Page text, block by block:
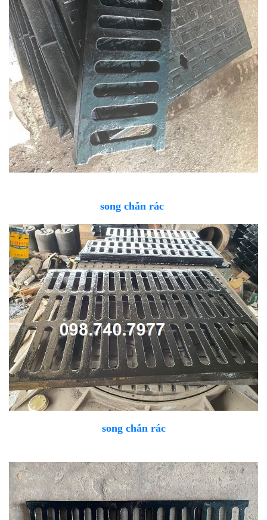
song chắn rác
song chắn rác